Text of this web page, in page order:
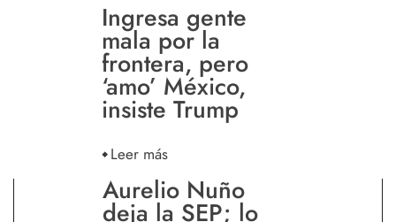
Ingresa gente
mala por la
frontera, pero
‘amo’ México,
insiste Trump
Leer más
Aurelio Nuño
deja la SEP; lo